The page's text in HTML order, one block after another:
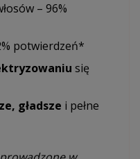
– 96%
potwierdzeń*
się
gładsze i pełne